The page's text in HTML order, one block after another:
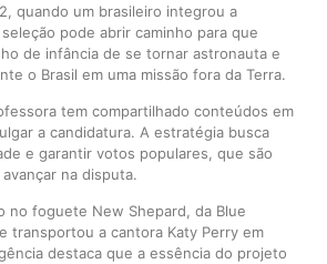
quando um brasileiro integrou a
pode abrir caminho para que
de infância de se tornar astronauta e
o Brasil em uma missão fora da Terra.
tem compartilhado conteúdos em
a candidatura. A estratégia busca
e garantir votos populares, que são
na disputa.
no foguete New Shepard, da Blue
transportou a cantora Katy Perry em
destaca que a essência do projeto